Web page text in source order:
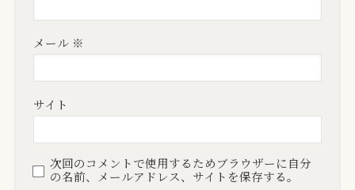
メール ※
サイト
次回のコメントで使用するためブラウザーに自分
の名前、メールアドレス、サイトを保存する。